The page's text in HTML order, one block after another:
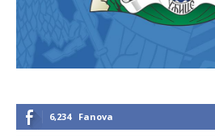
6,234 Fanova